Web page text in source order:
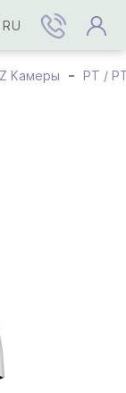
RU
Камеры PT /